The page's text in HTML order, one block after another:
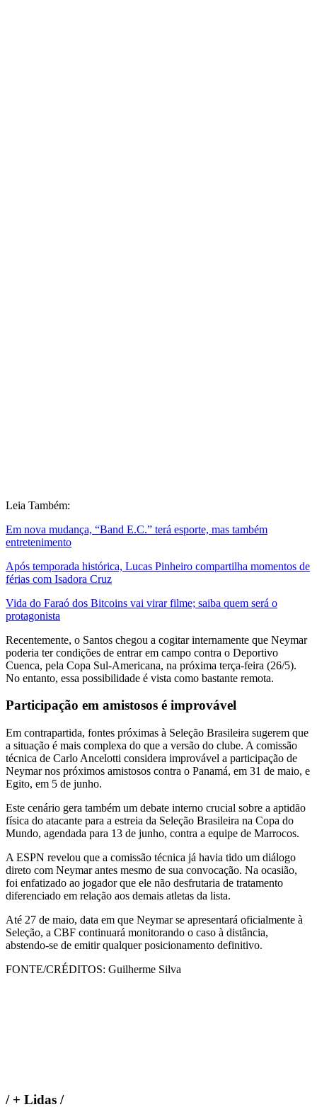
Leia Também:
Em nova mudança, “Band E.C.” terá esporte, mas também
entretenimento
Após temporada histórica, Lucas Pinheiro compartilha momentos de
férias com Isadora Cruz
Vida do Faraó dos Bitcoins vai virar filme; saiba quem será o
protagonista
Recentemente, o Santos chegou a cogitar internamente que Neymar
poderia ter condições de entrar em campo contra o Deportivo
Cuenca, pela Copa Sul-Americana, na próxima terça-feira (26/5).
No entanto, essa possibilidade é vista como bastante remota.
Participação em amistosos é improvável
Em contrapartida, fontes próximas à Seleção Brasileira sugerem que
a situação é mais complexa do que a versão do clube. A comissão
técnica de Carlo Ancelotti considera improvável a participação de
Neymar nos próximos amistosos contra o Panamá, em 31 de maio, e
Egito, em 5 de junho.
Este cenário gera também um debate interno crucial sobre a aptidão
física do atacante para a estreia da Seleção Brasileira na Copa do
Mundo, agendada para 13 de junho, contra a equipe de Marrocos.
A ESPN revelou que a comissão técnica já havia tido um diálogo
direto com Neymar antes mesmo de sua convocação. Na ocasião,
foi enfatizado ao jogador que ele não desfrutaria de tratamento
diferenciado em relação aos demais atletas da lista.
Até 27 de maio, data em que Neymar se apresentará oficialmente à
Seleção, a CBF continuará monitorando o caso à distância,
abstendo-se de emitir qualquer posicionamento definitivo.
FONTE/CRÉDITOS: Guilherme Silva
/+ Lidas /